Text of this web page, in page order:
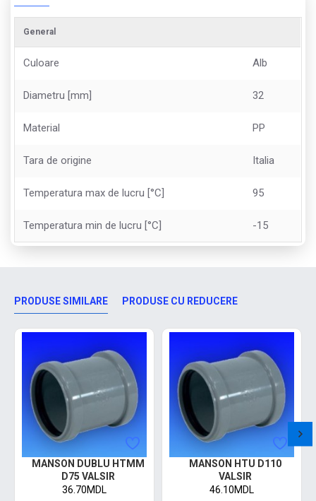
General
Culoare Alb
Diametru [mm] 32
Material PP
Tara de origine Italia
Temperatura max de lucru [°C] 95
Temperatura min de lucru [°C] -15
PRODUSE SIMILARE PRODUSE CU REDUCERE
MANSON DUBLU HTMM
D75 VALSIR
36.70MDL
MANSON HTU D110
VALSIR
46.10MDL